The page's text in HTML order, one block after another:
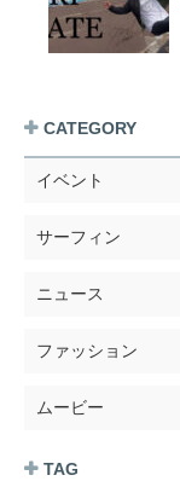
CATEGORY
イベント
サーフィン
ニュース
ファッション
ムービー
TAG